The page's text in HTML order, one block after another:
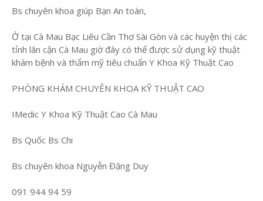
Bs chuyên khoa giúp Bạn An toàn,
Ở tại Cà Mau Bạc Liêu Cần Thơ Sài Gòn và các huyện thị các
tỉnh lân cận Cà Mau giờ đây có thể được sử dụng kỹ thuật
khám bệnh và thẩm mỹ tiêu chuẩn Y Khoa Kỹ Thuật Cao
PHÒNG KHÁM CHUYÊN KHOA KỸ THUẬT CAO
IMedic Y Khoa Kỹ Thuật Cao Cà Mau
Bs Quốc Bs Chi
Bs chuyên khoa Nguyễn Đặng Duy
091 944 94 59